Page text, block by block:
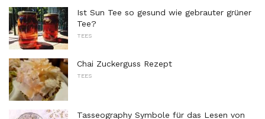
Ist Sun Tee so gesund wie gebrauter grüner
Tee?
TEES
Chai Zuckerguss Rezept
TEES
Tasseography Symbole für das Lesen von